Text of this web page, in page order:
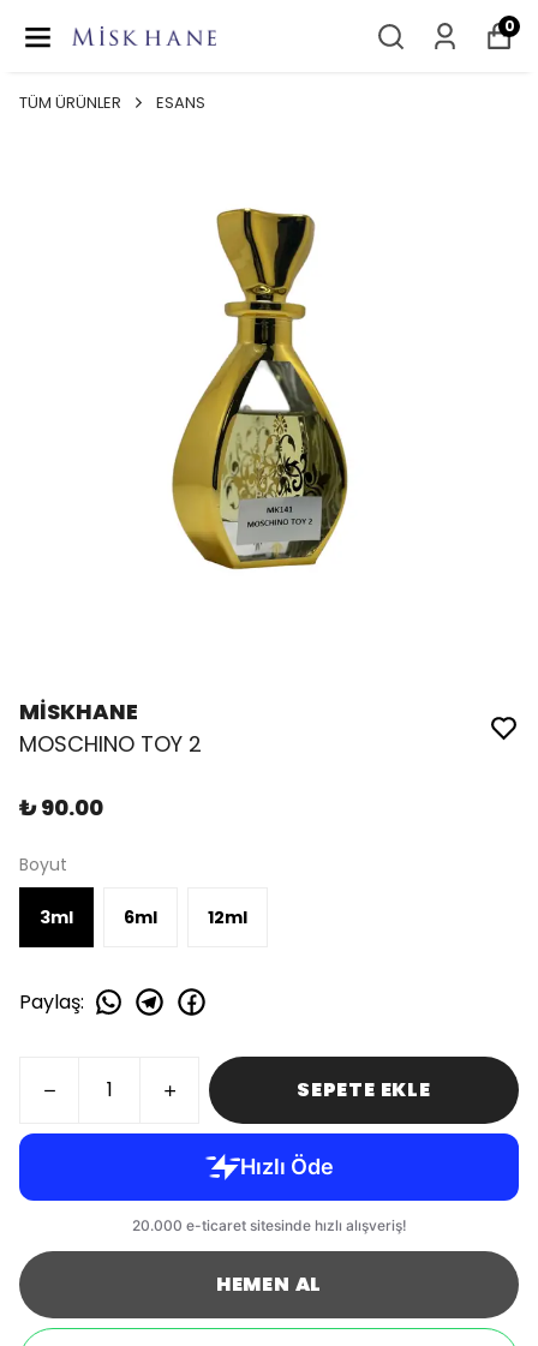
0
TÜM ÜRÜNLER ESANS
MİSKHANE
MOSCHINO TOY 2
₺ 90.00
Boyut
3ml 6ml 12ml
Paylaş:
SEPETE EKLE
HEMEN AL